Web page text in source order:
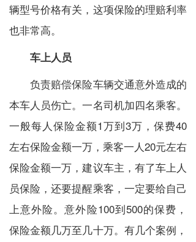
辆型号价格有关，这项保险的理赔利率
也非常高。
车上人员
负责赔偿保险车辆交通意外造成的
本车人员伤亡。一名司机加四名乘客。
一般每人保险金额1万到3万，保费40
左右保险金额一万，乘客一人20元左右
保险金额一万，建议车主，有了车上人
员保险，还要提醒乘客，一定要给自己
上意外险。意外险100到500的保费，
保险金额几万至几十万。有几个案例，